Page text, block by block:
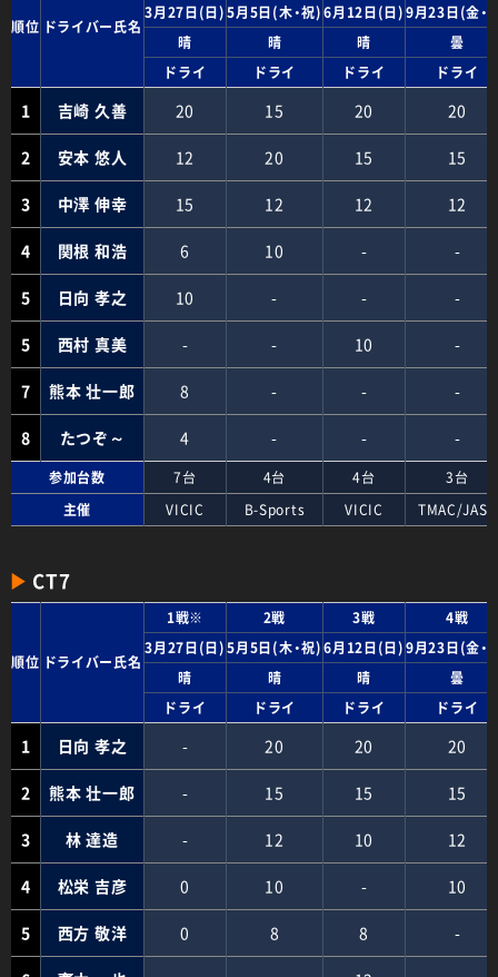
順位 ドライバー氏名
3月27日(日)5月5日(木・祝)6月12日(日)9月23日(金・
晴
晴 晴
曇
ドライ
ドライ ドライ ドライ
1 吉崎 久善 20 15 20 20
2 安本 悠人 12 20 15 15
3 中澤 伸幸 15 12 12 12
4 関根 和浩 6 10 - -
5 日向 孝之 10 - - -
5 西村 真美 - - 10 -
7 熊本 壮一郎 8 - - -
8 たつぞ～ 4 - - -
参加台数 7台 4台 4台
3台
主催
VICIC B-Sports VICIC TMAC/JASC
CT7
順位 ドライバー氏名
1戦※ 2戦 3戦
4戦
3月27日(日)5月5日(木・祝)6月12日(日)9月23日(金・
晴
晴 晴
曇
ドライ
ドライ ドライ ドライ
1 日向 孝之 - 20 20 20
2 熊本 壮一郎 - 15 15 15
3 林 達造 - 12 10 12
4 松栄 吉彦 0 10 - 10
5 西方 敬洋 0 8 8 -